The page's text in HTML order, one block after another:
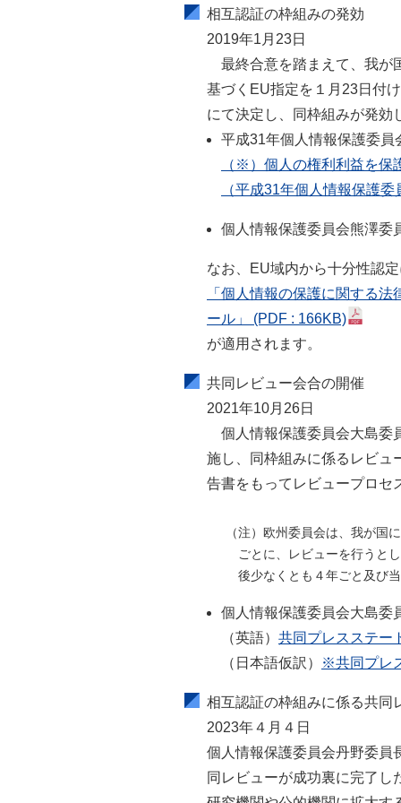
相互認証の枠組みの発効
2019年1月23日
最終合意を踏まえて、我が
基づくEU指定を１月23日付
にて決定し、同枠組みが発効
平成31年個人情報保護委
（※）個人の権利利益を保
（平成31年個人情報保護
個人情報保護委員会熊澤委
なお、EU域内から十分性認
「個人情報の保護に関する
ール」 (PDF : 166KB)
が適用されます。
共同レビュー会合の開催
2021年10月26日
個人情報保護委員会大島委
施し、同枠組みに係るレビュ
告書をもってレビュープロセ
（注）欧州委員会は、我が国
ごとに、レビューを行うと
後少なくとも４年ごと及び
個人情報保護委員会大島委
（英語） 共同プレスステー
（日本語仮訳）
※共同プレ
相互認証の枠組みに係る共同
2023年４月４日
個人情報保護委員会丹野委員
同レビューが成功裏に完了